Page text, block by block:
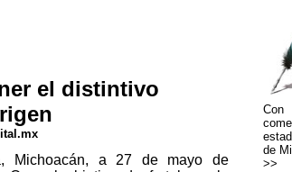
el distintivo
Michoacán, a 27 de mayo de
Con
de
>>